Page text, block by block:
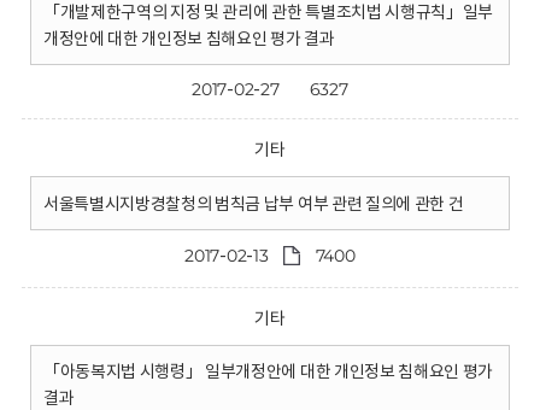
「개발제한구역의 지정 및 관리에 관한 특별조치법 시행규칙」일부
개정안에 대한 개인정보 침해요인 평가 결과
2017-02-27 6327
기타
서울특별시지방경찰청의 범칙금 납부 여부 관련 질의에 관한 건
2017-02-13 7400
기타
「아동복지법 시행령」 일부개정안에 대한 개인정보 침해요인 평가
결과